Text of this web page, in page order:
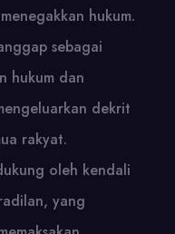
hukum.
sebagai
hukum dan
dekrit
rakyat.
oleh kendali
yang